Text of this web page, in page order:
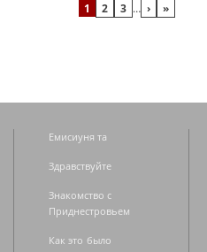
1 2 3 … › »
Емисиуня та
Здравствуйте
Знакомство с
Приднестровьем
Как это было